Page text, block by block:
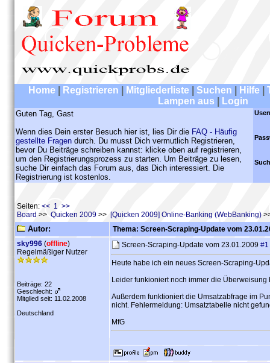
Home Registrieren Mitgliederliste Suchen Hilfe
Lampen aus
Login
Guten Tag, Gast
Wenn dies Dein erster Besuch hier ist, lies Dir die FAQ - Häufig
gestellte Fragen durch. Du musst Dich vermutlich Registrieren,
bevor Du Beiträge schreiben kannst: klicke oben auf registrieren,
um den Registrierungsprozess zu starten. Um Beiträge zu lesen,
suche Dir einfach das Forum aus, das Dich interessiert. Die
Registrierung ist kostenlos.
Seiten: << 1 >>
Board >> Quicken 2009 >> [Quicken 2009] Online-Banking (WebBanking)
Autor:
Thema: Screen-Scraping-Update vom
sky996 (offline)
Regelmäßiger Nutzer
Beiträge: 22
Geschlecht:
Mitglied seit: 11.02.2008
Deutschland
Screen-Scraping-Update vom 23.01.2009 #1
Heute habe ich ein neues Screen-Scraping-
Leider funkioniert noch immer die
Außerdem funktioniert die Umsatzabfrage im
nicht. Fehlermeldung: Umsatztabelle nicht
MfG